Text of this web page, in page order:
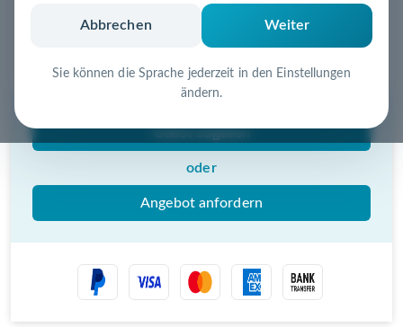
Abbrechen Weiter
Sie können die Sprache jederzeit in den Einstellungen
ändern.
Schnell, sicher und unkompliziert zur eigenen
Gebot abgeben
oder
Angebot anfordern